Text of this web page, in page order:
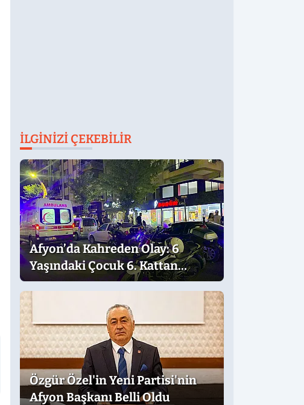
İLGINIZI ÇEKEBILIR
Afyon’da Kahreden Olay: 6
Yaşındaki Çocuk 6. Kattan
Düştü
Özgür Özel'in Yeni Partisi'nin
Afyon Başkanı Belli Oldu